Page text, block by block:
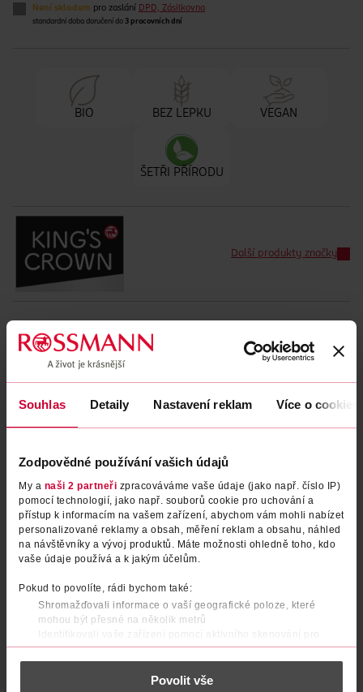
Souhlas Detaily Nastavení reklam Více o cookies
Zodpovědné používání vašich údajů
My a naši 2 partneři zpracováváme vaše údaje (jako např. číslo IP)
pomocí technologií, jako např. souborů cookie pro uchování a
přístup k informacím na vašem zařízení, abychom vám mohli nabízet
personalizované reklamy a obsah, měření reklam a obsahu, náhled
na návštěvníky a vývoj produktů. Máte možnosti ohledně toho, kdo
vaše údaje používá a k jakým účelům.
Pokud to povolíte, rádi bychom také:
Shromažďovali informace o vaší geografické poloze, které
mohou být přesné na několik metrů
Identifikovali vaše zařízení pomocí aktivního skenování pro
konkrétní charakteristiky (otisk prstu)
Zjistěte více o tom, jak zpracováváme vaše osobní údaje, a nastavte
části s podrobnostmi . Svůj souhlas můžete kdykoliv
Povolit vše
Není skladem pro zaslání DPD, Zásilkovna
standardní doba doručení do 3 pracovních dní
BIO BEZ LEPKU VEGAN
ŠETŘI PŘÍRODU
Další produkty značky
Uvedené ceny jsou včetně DPH
Obj. č.:
Podobné produkty
BIO zelený matcha čaj
54.90 Kč
zázvorem
54.90 Kč